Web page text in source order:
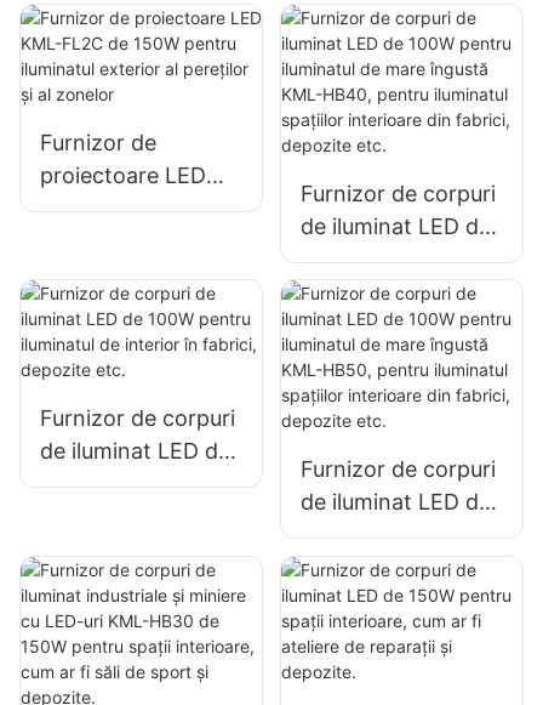
pentru panouri
publicitare
exterioare și
de mari dimensiuni
pentru panouri
publicitare
exterioare și
iluminat publicitar
de mari dimensiuni
Furnizor de
proiectoare LED
KML-FL2C de 150W
exterior al pereților
și al zonelor
Furnizor de corpuri
de iluminat LED de
100W pentru
iluminatul de mare
îngustă KML-HB40,
pentru iluminatul
spațiilor interioare
din fabrici,
depozite etc.
Furnizor de corpuri
de iluminat LED de
100W pentru
interior în fabrici,
depozite etc.
Furnizor de corpuri
de iluminat LED de
100W pentru
iluminatul de mare
îngustă KML-HB50,
pentru iluminatul
spațiilor interioare